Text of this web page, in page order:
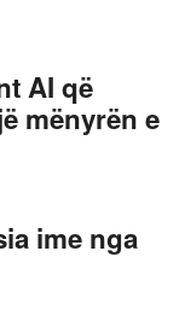
AI që
mënyrën e
ime nga